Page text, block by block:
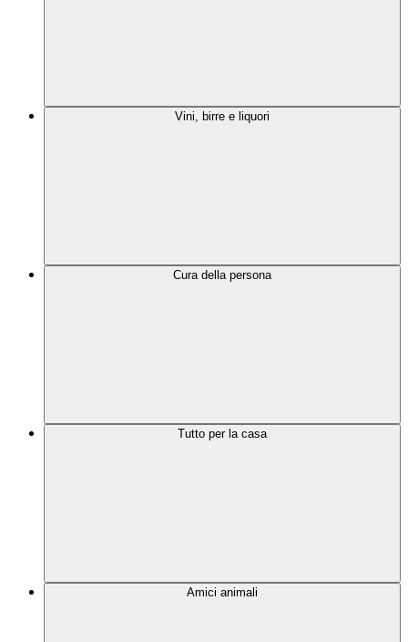
Vini, birre e liquori
Cura della persona
Tutto per la casa
Amici animali